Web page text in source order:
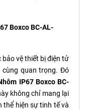
Boxco BC-AL-
bảo vệ thiết bị điện tử
cùng quan trọng. Đó
IP67 Boxco BC-
không chỉ mang lại
thể hiện sự tinh tế và